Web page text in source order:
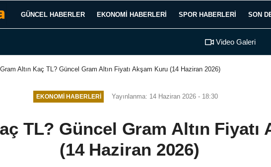
GÜNCEL HABERLER EKONOMI HABERLERI SPOR HABERLERI SON
Video Galeri
Gram Altın Kaç TL? Güncel Gram Altın Fiyatı Akşam Kuru (14 Haziran 2026)
EKONOMI HABERLERI Yayınlanma: 14 Haziran 2026 - 18:30
TL? Güncel Gram Altın Fiyatı
(14 Haziran 2026)